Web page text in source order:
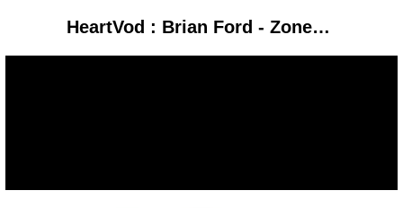
HeartVod : Brian Ford - Zones - NG-Conf 2014